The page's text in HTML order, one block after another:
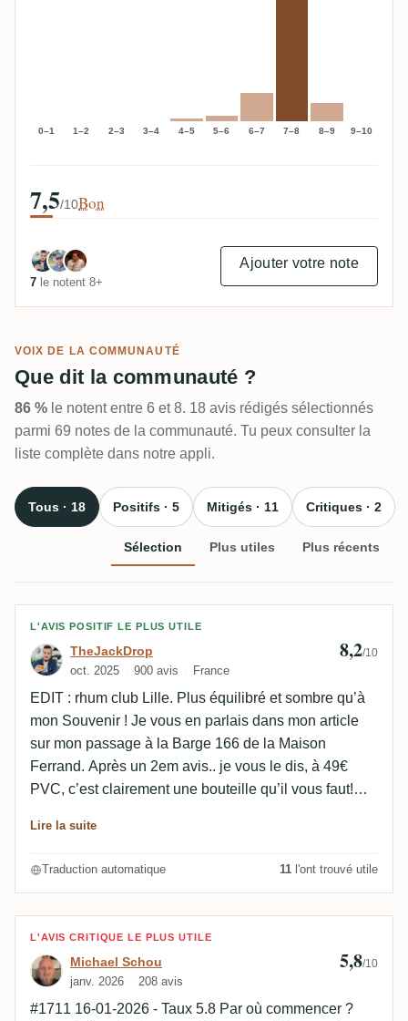
0–1 1–2 2–3 3–4 4–5 5–6 6–7 7–8 8–9 9–10
7,5/10Bon
7 le notent 8+
Ajouter votre note
VOIX DE LA COMMUNAUTÉ
Que dit la communauté ?
86 % le notent entre 6 et 8. 18 avis rédigés sélectionnés
parmi 69 notes de la communauté. Tu peux consulter la
liste complète dans notre appli.
Tous · 18 Positifs · 5 Mitigés · 11 Critiques · 2
Sélection Plus utiles Plus récents
Avis de TheJackDrop
L'AVIS POSITIF LE PLUS UTILE
TheJackDrop
oct. 2025 900 avis France
8,2/10
EDIT : rhum club Lille. Plus équilibré et sombre qu’à
mon Souvenir ! Je vous en parlais dans mon article
sur mon passage à la Barge 166 de la Maison
Ferrand. Après un 2em avis.. je vous le dis, à 49€
PVC, c’est clairement une bouteille qu’il vous faut!
de coco, d’ananas, de fruits secs, d’épices, de
m’a rappelé une petite pate à crêpe comme la faisait
chaleureux, et complet !
Lire la suite
Traduction automatique 11 l'ont trouvé utile
Avis de Michael Schou
L'AVIS CRITIQUE LE PLUS UTILE
Michael Schou
janv. 2026 208 avis
5,8/10
#1711 16-01-2026 - Taux 5.8 Par où commencer ?